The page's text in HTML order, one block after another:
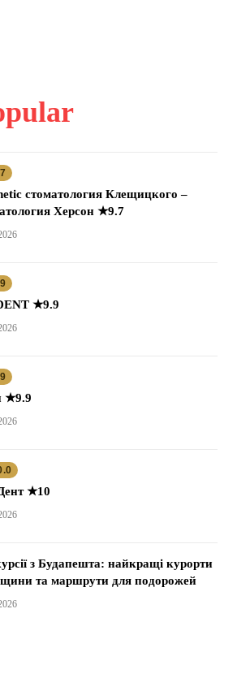
стоматология Клещицкого –
Херсон ★9.7
★9.9
★9.9
★10
з Будапешта: найкращі курорти
та маршрути для подорожей